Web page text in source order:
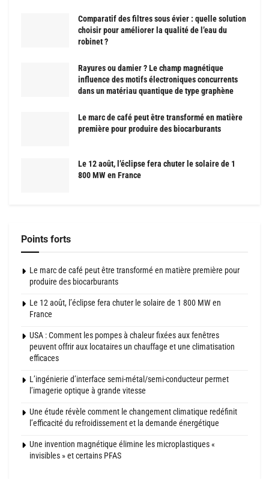
Comparatif des filtres sous évier : quelle solution
choisir pour améliorer la qualité de l’eau du
robinet ?
Rayures ou damier ? Le champ magnétique
influence des motifs électroniques concurrents
dans un matériau quantique de type graphène
Le marc de café peut être transformé en matière
première pour produire des biocarburants
Le 12 août, l’éclipse fera chuter le solaire de 1
800 MW en France
Points forts
Le marc de café peut être transformé en matière première pour
produire des biocarburants
Le 12 août, l’éclipse fera chuter le solaire de 1 800 MW en
France
USA : Comment les pompes à chaleur fixées aux fenêtres
peuvent offrir aux locataires un chauffage et une climatisation
efficaces
L’ingénierie d’interface semi-métal/semi-conducteur permet
l’imagerie optique à grande vitesse
Une étude révèle comment le changement climatique redéfinit
l’efficacité du refroidissement et la demande énergétique
Une invention magnétique élimine les microplastiques «
invisibles » et certains PFAS